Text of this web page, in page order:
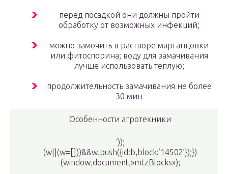
перед посадкой они должны пройти
обработку от возможных инфекций;
можно замочить в растворе марганцовки
или фитоспорина; воду для замачивания
лучше использовать теплую;
продолжительность замачивания не более
30 мин
Особенности агротехники
‘));
(w||(w=[]))&&w.push({id:b,block:’14502’});})
(window,document,»mtzBlocks»);